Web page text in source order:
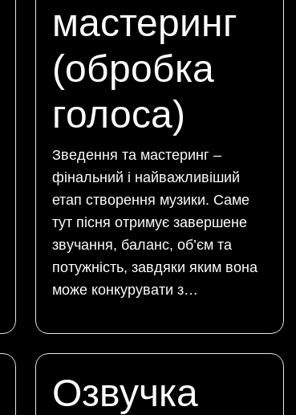
мастеринг
(обробка
голоса)
Зведення та мастеринг –
фінальний і найважливіший
етап створення музики. Саме
тут пісня отримує завершене
звучання, баланс, об’єм та
потужність, завдяки яким вона
може конкурувати з…
Озвучка